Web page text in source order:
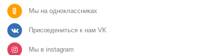
Мы на одноклассниках
Присоедениться к нам VK
Мы в instagram